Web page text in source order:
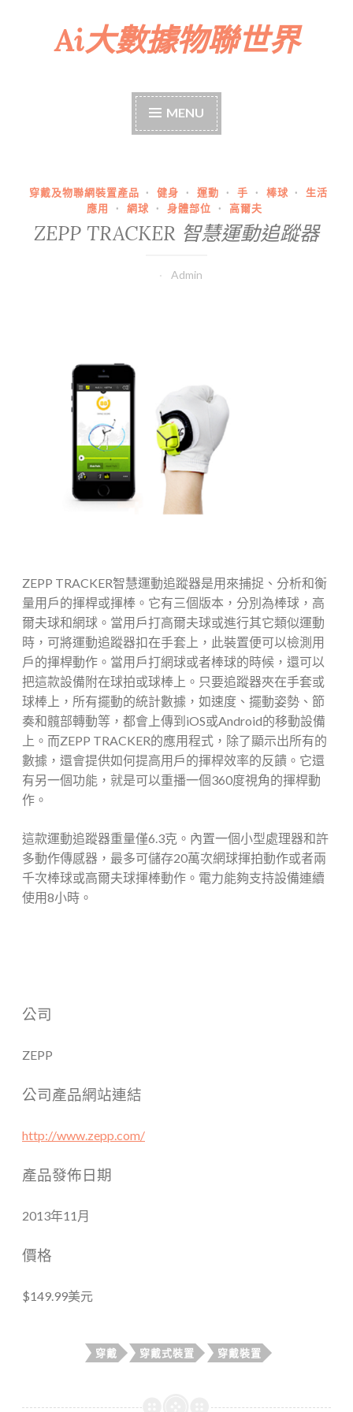
Ai大數據物聯世界
MENU
穿戴及物聯網裝置產品 · 健身 · 運動 · 手 · 棒球 ·
生活
應用
· 網球 · 身體部位 · 高爾夫
ZEPP TRACKER 智慧運動追蹤器
Admin
ZEPP TRACKER智慧運動追蹤器是用來捕捉、分析和衡
量用戶的揮桿或揮棒。它有三個版本，分別為棒球，高
爾夫球和網球。當用戶打高爾夫球或進行其它類似運動
時，可將運動追蹤器扣在手套上，此裝置便可以檢測用
戶的揮桿動作。當用戶打網球或者棒球的時候，還可以
把這款設備附在球拍或球​​棒上。 只要追蹤器夾在手套或
球棒上， 所有擺動的統計數據，如速度、擺動姿勢、節
奏和髖部轉動等，都會上傳到iOS或Android的移動設備
上。而ZEPP TRACKER的應用程式，除了顯示出所有的
數據，還會提供如何提高用戶的揮桿效率的反饋。它還
有另一個功能，就是可以重播一個360度視角的揮桿動
作。
這款運動追蹤器重量僅6.3克。內置一個小型處理器和許
多動作傳感器，最多可儲存20萬次網球揮拍動作或者兩
千次棒球或高爾夫球揮棒動作。電力能夠支持設備連續
使用8小時。
公司
ZEPP
公司產品網站連結
http://www.zepp.com/
產品發佈日期
2013年11月
價格
$149.99美元
穿戴 穿戴式裝置 穿戴裝置